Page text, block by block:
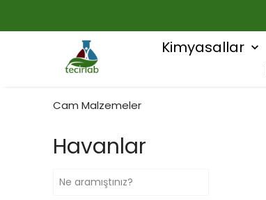
Kimyasallar
Cam Malzemeler
Havanlar